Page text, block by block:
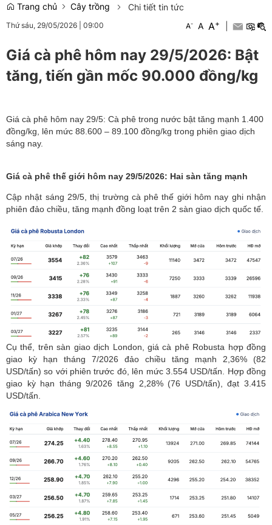
Trang chủ Cây trồng Chi tiết tin tức
Thứ sáu, 29/05/2026 09:00 A- A A+
Giá cà phê hôm nay 29/5/2026: Bật
tăng, tiến gần mốc 90.000 đồng/kg
Giá cà phê hôm nay 29/5: Cà phê trong nước bật tăng mạnh 1.400
đồng/kg, lên mức 88.600 – 89.100 đồng/kg trong phiên giao dịch
sáng nay.
Giá cà phê thế giới hôm nay 29/5/2026: Hai sàn tăng mạnh
Cập nhật sáng 29/5,thị trường cà phê thế giới hôm nay ghi nhận
phiên đảo chiều, tăng mạnh đồng loạt trên 2 sàn giao dịch quốc tế.
Cụ thể, trên sàn giao dịch London, giá cà phê Robusta hợp đồng
giao kỳ hạn tháng 7/2026 đảo chiều tăng mạnh 2,36% (82
USD/tấn) so với phiên trước đó, lên mức 3.554 USD/tấn. Hợp đồng
giao kỳ hạn tháng 9/2026 tăng 2,28% (76 USD/tấn), đạt 3.415
USD/tấn.